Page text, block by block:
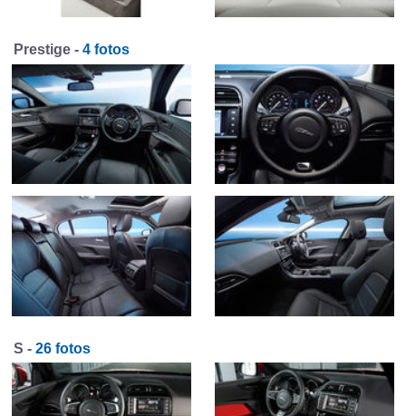
Prestige - 4 fotos
S - 26 fotos